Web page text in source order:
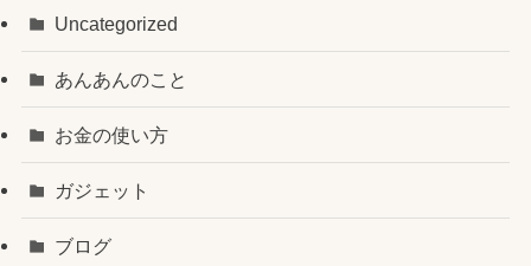
Uncategorized
あんあんのこと
お金の使い方
ガジェット
ブログ